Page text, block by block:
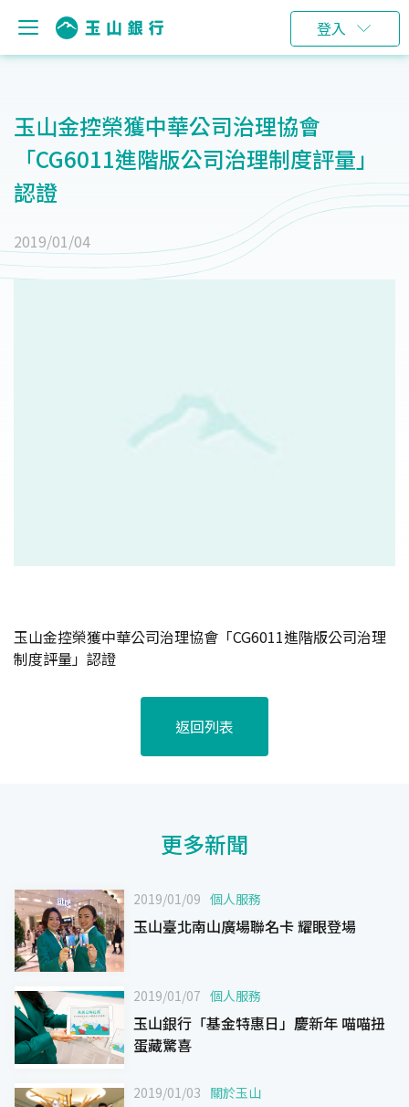
登入
玉山金控榮獲中華公司治理協會
「CG6011進階版公司治理制度評量」
認證
2019/01/04
玉山金控榮獲中華公司治理協會「CG6011進階版公司治理
制度評量」認證
返回列表
更多新聞
2019/01/09 個人服務
玉山臺北南山廣場聯名卡 耀眼登場
2019/01/07 個人服務
玉山銀行「基金特惠日」慶新年 喵喵扭
蛋藏驚喜
2019/01/03 關於玉山